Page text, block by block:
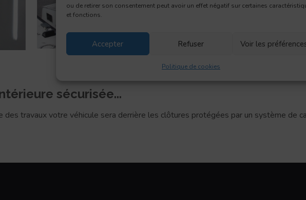
ou de retirer son consentement peut avoir un effet négatif sur certaines
et fonctions.
Accepter Refuser Voir les
Politique de cookies
sécurisée...
des travaux votre véhicule sera derrière les clôtures protégées par un système de